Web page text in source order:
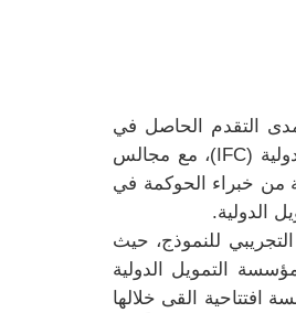
التقدم الحاصل في
(
IFC)، مع مجالس
من خبراء الحوكمة في
الدولية.
للنموذج، حيث
التمويل الدولية
القى خلالها